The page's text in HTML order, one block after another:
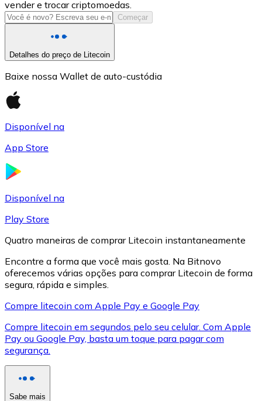
USDC
XRP
XRP
Ver tudo
vender e trocar criptomoedas.
Começar
Detalhes do preço de Litecoin
Baixe nossa Wallet de auto-custódia
Disponível na
App Store
Disponível na
Play Store
Quatro maneiras de comprar Litecoin instantaneamente
Encontre a forma que você mais gosta. Na Bitnovo
oferecemos várias opções para comprar Litecoin de forma
segura, rápida e simples.
Compre litecoin com Apple Pay e Google Pay
Compre litecoin em segundos pelo seu celular. Com Apple
Pay ou Google Pay, basta um toque para pagar com
segurança.
Sabe mais